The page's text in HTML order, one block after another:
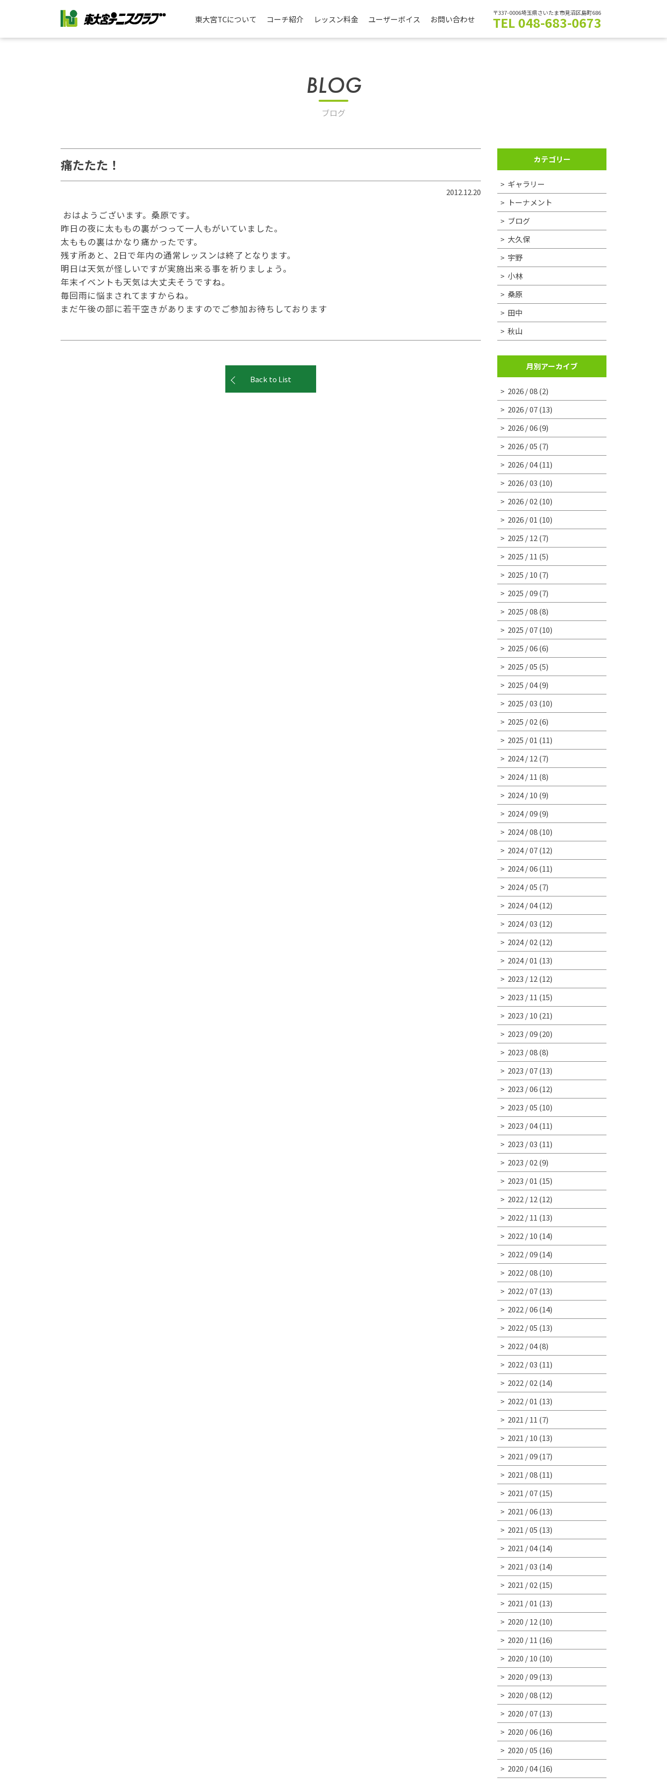
東大宮TCについて コーチ紹介 レッスン料金 ユーザーボイス お問い合わせ
〒337-0006埼玉県さいたま市見沼区島町686
TEL 048-683-0673
BLOG
ブログ
痛たたた！
2012.12.20
おはようございます。桑原です。
昨日の夜に太ももの裏がつって一人もがいていました。
太ももの裏はかなり痛かったです。
残す所あと、2日で年内の通常レッスンは終了となります。
明日は天気が怪しいですが実施出来る事を祈りましょう。
年末イベントも天気は大丈夫そうですね。
毎回雨に悩まされてますからね。
まだ午後の部に若干空きがありますのでご参加お待ちしております
Back to List
カテゴリー
ギャラリー
トーナメント
ブログ
大久保
宇野
小林
桑原
田中
秋山
月別アーカイブ
2026 / 08(2)
2026 / 07(13)
2026 / 06(9)
2026 / 05 (7)
2026 / 04(11)
2026 / 03 (10)
2026 / 02 (10)
2026 / 01 (10)
2025 / 12 (7)
2025 / 11 (5)
2025 / 10 (7)
2025 / 09(7)
2025 / 08(8)
2025 / 07(10)
2025 / 06(6)
2025 / 05 (5)
2025 / 04(9)
2025 / 03 (10)
2025 / 02 (6)
2025 / 01 (11)
2024 / 12 (7)
2024 / 11 (8)
2024 / 10 (9)
2024 / 09(9)
2024 / 08(10)
2024 / 07(12)
2024 / 06(11)
2024 / 05 (7)
2024 / 04(12)
2024 / 03 (12)
2024 / 02 (12)
2024 / 01 (13)
2023 / 12 (12)
2023 / 11 (15)
2023 / 10 (21)
2023 / 09(20)
2023 / 08(8)
2023 / 07(13)
2023 / 06(12)
2023 / 05 (10)
2023 / 04(11)
2023 / 03 (11)
2023 / 02 (9)
2023 / 01 (15)
2022 / 12 (12)
2022 / 11 (13)
2022 / 10 (14)
2022 / 09(14)
2022 / 08(10)
2022 / 07(13)
2022 / 06(14)
2022 / 05 (13)
2022 / 04(8)
2022 / 03 (11)
2022 / 02 (14)
2022 / 01 (13)
2021 / 11 (7)
2021 / 10 (13)
2021 / 09(17)
2021 / 08(11)
2021 / 07(15)
2021 / 06(13)
2021 / 05 (13)
2021 / 04(14)
2021 / 03 (14)
2021 / 02 (15)
2021 / 01 (13)
2020 / 12 (10)
2020 / 11 (16)
2020 / 10 (10)
2020 / 09(13)
2020 / 08(12)
2020 / 07(13)
2020 / 06(16)
2020 / 05 (16)
2020 / 04(16)